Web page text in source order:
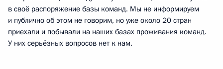
в своё распоряжение базы команд. Мы не информируем
и публично об этом не говорим, но уже около 20 стран
приехали и побывали на наших базах проживания команд.
У них серьёзных вопросов нет к нам.